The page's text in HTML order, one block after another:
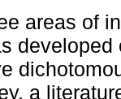
areas of
a